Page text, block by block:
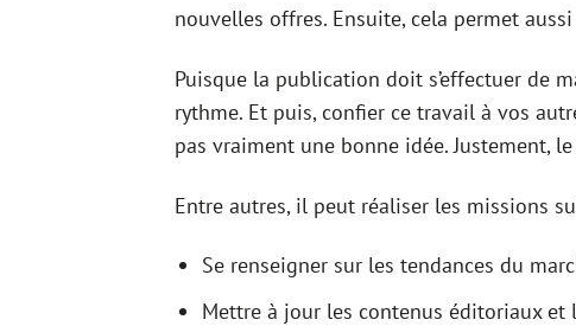
nouvelles offres. Ensuite, cela permet
Puisque la publication doit s’effectuer de
rythme. Et puis, confier ce travail à vos
pas vraiment une bonne idée. Justement,
Entre autres, il peut réaliser les missions
Se renseigner sur les tendances du
Mettre à jour les contenus éditoriaux